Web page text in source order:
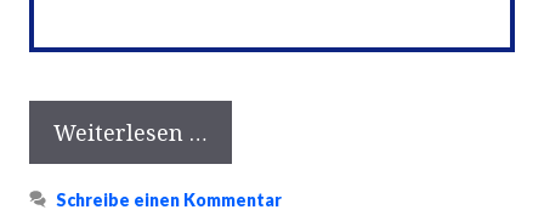
Weiterlesen …
Schreibe einen Kommentar